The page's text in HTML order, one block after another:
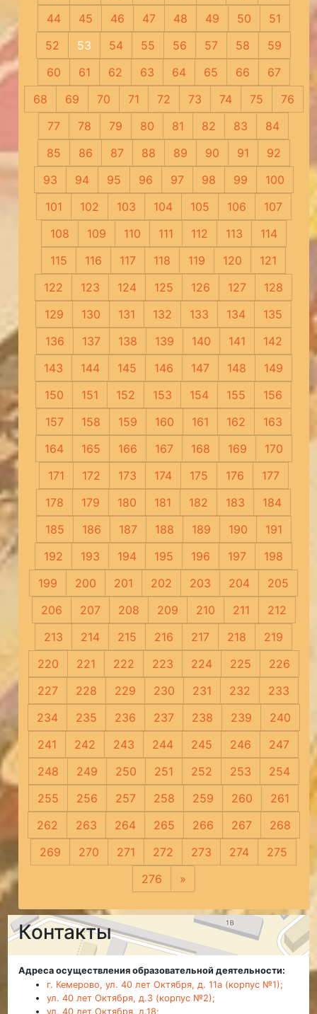
44
45 46 47 48 49 50
51
52
53 54 55 56 57 58
59
60
61 62 63 64 65 66
67
68
69 70 71 72 73 74 75
76
77
78 79 80 81 82 83
84
85
86 87 88 89 90 91
92
93
94 95 96 97 98 99
100
101
102 103 104 105 106
107
108
109 110 111 112 113
114
115
116 117 118 119 120
121
122
123 124 125 126 127
128
129
130 131 132 133 134
135
136
137 138 139 140 141
142
143
144 145 146 147 148
149
150
151 152 153 154 155
156
157
158 159 160 161 162
163
164
165 166 167 168 169
170
171
172 173 174 175 176
177
178
179 180 181 182 183
184
185
186 187 188 189 190
191
192
193 194 195 196 197
198
199
200 201 202 203 204
205
206
207 208 209 210 211
212
213
214 215 216 217 218
219
220
221 222 223 224 225
226
227
228 229 230 231 232
233
234
235 236 237 238 239
240
241
242 243 244 245 246
247
248
249 250 251 252 253
254
255
256 257 258 259 260
261
262
263 264 265 266 267
268
269
270 271 272 273 274
275
276
»
Контакты
Адреса осуществления образовательной деятельности:
г. Кемерово, ул. 40 лет Октября, д. 11а (корпус №1);
ул. 40 лет Октября, д.3 (корпус №2);
ул. 40 лет Октября, д.18;